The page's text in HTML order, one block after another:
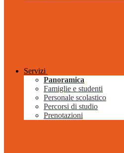
Servizi
Panoramica
Famiglie e studenti
Personale scolastico
Percorsi di studio
Prenotazioni